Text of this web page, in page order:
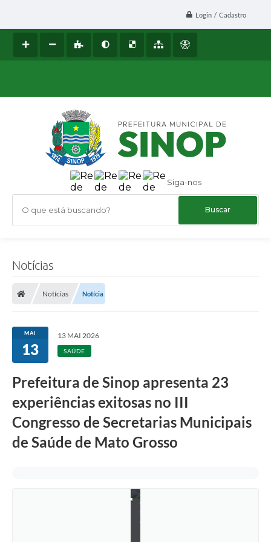
Login / Cadastro
Siga-nos
O que está buscando?
Notícias
Notícias Notícia
MAI
13
13 MAI 2026
SAÚDE
Prefeitura de Sinop apresenta 23
experiências exitosas no III
Congresso de Secretarias Municipais
de Saúde de Mato Grosso
J
o
s
e